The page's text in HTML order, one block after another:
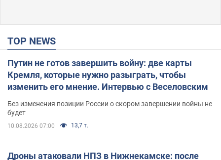
TOP NEWS
Путин не готов завершить войну: две карты
Кремля, которые нужно разыграть, чтобы
изменить его мнение. Интервью с Веселовским
Без изменения позиции России о скором завершении войны не
будет
10.08.2026 07:00 13,7 т.
Дроны атаковали НПЗ в Нижнекамске: после